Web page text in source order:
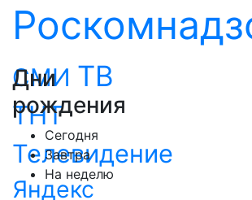
СМИ ТВ
ТНТ
Телевидение
Яндекс
Дни
рождения
Сегодня
Завтра
На неделю